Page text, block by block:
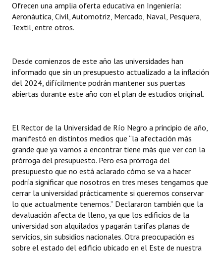
Ofrecen una amplia oferta educativa en Ingeniería:
Aeronáutica, Civil, Automotriz, Mercado, Naval, Pesquera,
Textil, entre otros.
Desde comienzos de este año las universidades han
informado que sin un presupuesto actualizado a la inflación
del 2024, difícilmente podrán mantener sus puertas
abiertas durante este año con el plan de estudios original.
El Rector de la Universidad de Río Negro a principio de año,
manifestó en distintos medios que “la afectación más
grande que ya vamos a encontrar tiene más que ver con la
prórroga del presupuesto. Pero esa prórroga del
presupuesto que no está aclarado cómo se va a hacer
podría significar que nosotros en tres meses tengamos que
cerrar la universidad prácticamente si queremos conservar
lo que actualmente tenemos.” Declararon también que la
devaluación afecta de lleno, ya que los edificios de la
universidad son alquilados y pagarán tarifas planas de
servicios, sin subsidios nacionales. Otra preocupación es
sobre el estado del edificio ubicado en el Este de nuestra